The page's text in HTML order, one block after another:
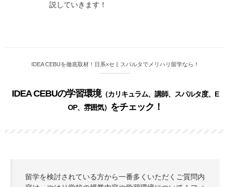
説していきます！
IDEA CEBUを徹底取材！日系×セミスパルタでメリハリ留学なら！
IDEA CEBUの学習環境（カリキュラム、講師、スパルタ度、E
OP、雰囲気） をチェック！
留学を検討されている方から一番多くいただくご質問内